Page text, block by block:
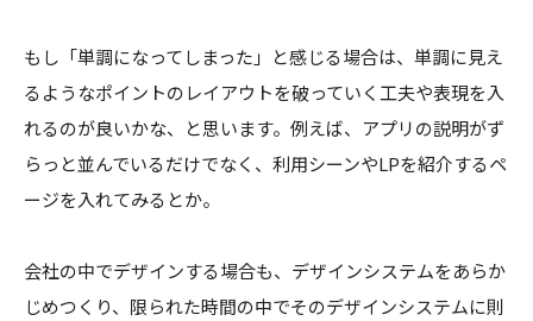
もし「単調になってしまった」と感じる場合は、単調に見え
るようなポイントのレイアウトを破っていく工夫や表現を入
れるのが良いかな、と思います。例えば、アプリの説明がず
らっと並んでいるだけでなく、利用シーンやLPを紹介するペ
ージを入れてみるとか。
会社の中でデザインする場合も、デザインシステムをあらか
じめつくり、限られた時間の中でそのデザインシステムに則